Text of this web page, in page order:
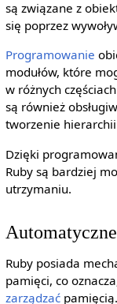
są związane z
się poprzez
Programowanie
modułów, które
w różnych
są również
tworzenie
Dzięki
Ruby są bardziej
utrzymaniu.
Ruby posiada
pamięci, co
zarządzać